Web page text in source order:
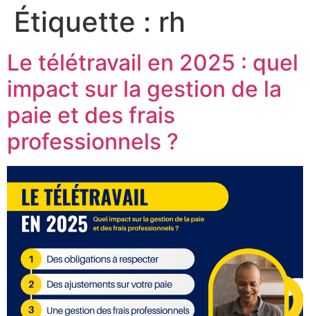
Étiquette : rh
Le télétravail en 2025 : quel
impact sur la gestion de la
paie et des frais
professionnels ?